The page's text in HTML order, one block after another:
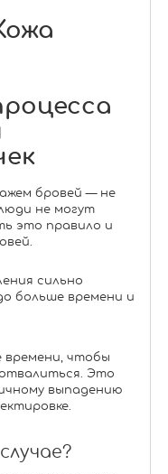
бровей — не
не могут
это правило и
сильно
больше времени и
времени, чтобы
Это
выпадению